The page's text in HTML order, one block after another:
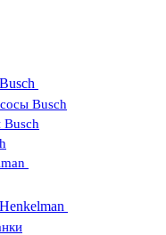
Busch
Busch